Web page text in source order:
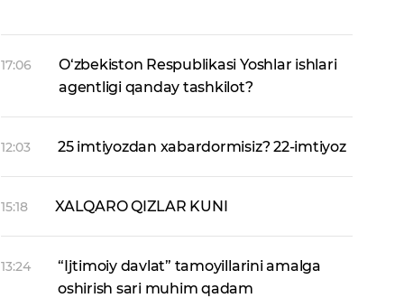
17:06
O‘zbekiston Respublikasi Yoshlar ishlari
agentligi qanday tashkilot?
12:03 25 imtiyozdan xabardormisiz? 22-imtiyoz
15:18 XALQARO QIZLAR KUNI
13:24
“Ijtimoiy davlat” tamoyillarini amalga
oshirish sari muhim qadam